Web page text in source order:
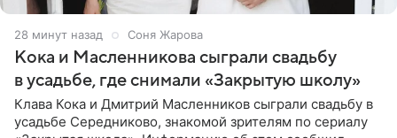
28 минут назад Соня Жарова
Кока и Масленникова сыграли свадьбу
в усадьбе, где снимали «Закрытую школу»
Клава Кока и Дмитрий Масленников сыграли свадьбу в
усадьбе Середниково, знакомой зрителям по сериалу